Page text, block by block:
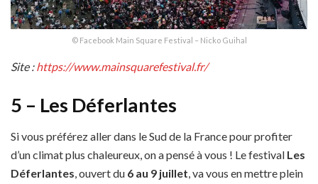
© Facebook Main Square Festival – Nicko Guihal
Site :https://www.mainsquarefestival.fr/
5 – Les Déferlantes
Si vous préférez aller dans le Sud de la France pour profiter
d’un climat plus chaleureux, on a pensé à vous ! Le festival Les
Déferlantes, ouvert du 6 au 9 juillet, va vous en mettre plein